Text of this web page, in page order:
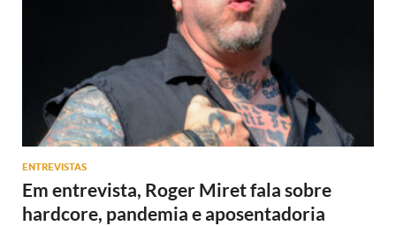
ENTREVISTAS
Em entrevista, Roger Miret fala sobre
hardcore, pandemia e aposentadoria